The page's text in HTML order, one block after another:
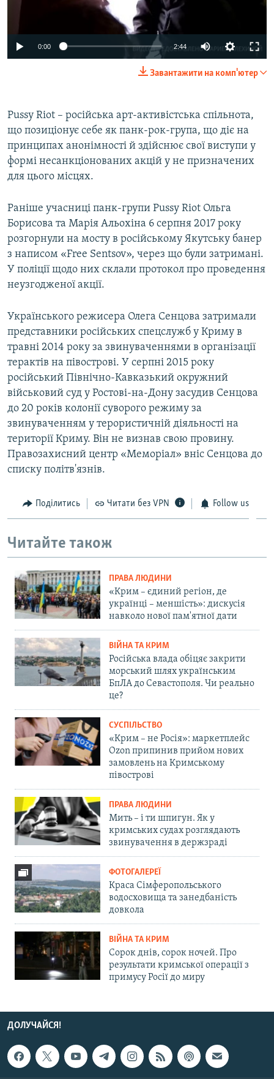
0:00 2:44
Завантажити на комп'ютер
Pussy Riot – російська арт-активістська спільнота,
що позиціонує себе як панк-рок-група, що діє на
принципах анонімності й здійснює свої виступи у
формі несанкціонованих акцій у не призначених
для цього місцях.
Раніше учасниці панк-групи Pussy Riot Ольга
Борисова та Марія Альохіна 6 серпня 2017 року
розгорнули на мосту в російському Якутську банер
з написом «Free Sentsov», через що були затримані.
У поліції щодо них склали протокол про проведення
неузгодженої акції.
Українського режисера Олега Сенцова затримали
представники російських спецслужб у Криму в
травні 2014 року за звинуваченнями в організації
терактів на півострові. У серпні 2015 року
російський Північно-Кавказький окружний
військовий суд у Ростові-на-Дону засудив Сенцова
до 20 років колонії суворого режиму за
звинуваченням у терористичній діяльності на
території Криму. Він не визнав свою провину.
Правозахисний центр «Меморіал» вніс Сенцова до
списку політв'язнів.
Поділитись Читати без VPN Follow us
Читайте також
ПРАВА ЛЮДИНИ
«Крим – єдиний регіон, де
українці – меншість»: дискусія
навколо нової пам'ятної дати
ВІЙНА ТА КРИМ
Російська влада обіцяє закрити
морський шлях українським
БпЛА до Севастополя. Чи реально
це?
СУСПІЛЬСТВО
«Крим – не Росія»: маркетплейс
Ozon припинив прийом нових
замовлень на Кримському
півострові
ПРАВА ЛЮДИНИ
Мить – і ти шпигун. Як у
кримських судах розглядають
звинувачення в держзраді
ФОТОГАЛЕРЕЇ
Краса Сімферопольського
водосховища та занедбаність
довкола
ВІЙНА ТА КРИМ
Сорок днів, сорок ночей. Про
результати кримської операції з
примусу Росії до миру
ДОЛУЧАЙСЯ!